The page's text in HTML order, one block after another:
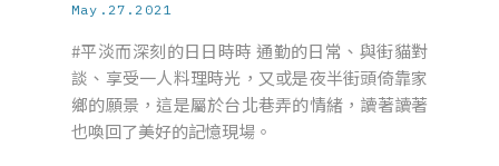
May.27.2021
#平淡而深刻的日日時時 通勤的日常、與街貓對
談、享受一人料理時光，又或是夜半街頭倚靠家
鄉的願景，這是屬於台北巷弄的情緒，讀著讀著
也喚回了美好的記憶現場。